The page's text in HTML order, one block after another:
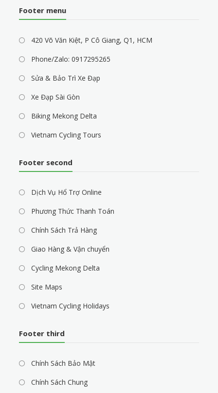
Footer menu
420 Võ Văn Kiệt, P Cô Giang, Q1, HCM
Phone/Zalo: 0917295265
Sửa & Bảo Trì Xe Đạp
Xe Đạp Sài Gòn
Biking Mekong Delta
Vietnam Cycling Tours
Footer second
Dịch Vụ Hổ Trợ Online
Phương Thức Thanh Toán
Chính Sách Trả Hàng
Giao Hàng & Vận chuyển
Cycling Mekong Delta
Site Maps
Vietnam Cycling Holidays
Footer third
Chính Sách Bảo Mật
Chính Sách Chung